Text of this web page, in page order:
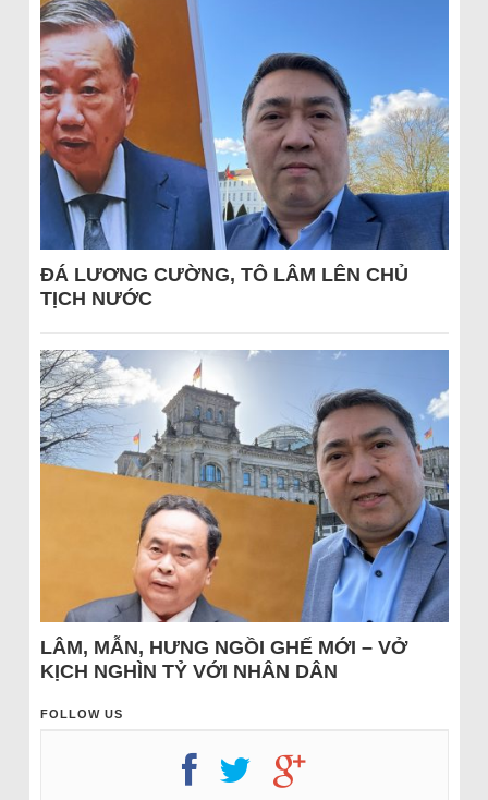
ĐÁ LƯƠNG CƯỜNG, TÔ LÂM LÊN CHỦ
TỊCH NƯỚC
LÂM, MẪN, HƯNG NGỒI GHẾ MỚI – VỞ
KỊCH NGHÌN TỶ VỚI NHÂN DÂN
FOLLOW US